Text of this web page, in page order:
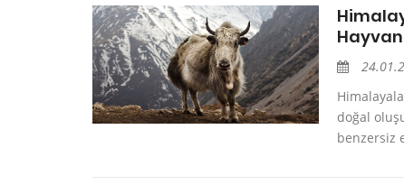
doğal
benzersiz